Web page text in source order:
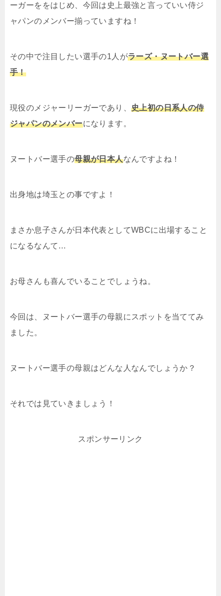
ーガーををはじめ、今回は史上最強と言っていい侍ジ
ャパンのメンバー揃っていますね！
その中で注目したい選手の1人がラーズ・ヌートバー選
手！
現役のメジャーリーガーであり、 史上初の日系人の侍
ジャパンのメンバーになります。
ヌートバー選手の母親が日本人なんですよね！
出身地は埼玉との事ですよ！
まさか息子さんが日本代表としてWBCに出場すること
になるなんて…
お母さんも喜んでいることでしょうね。
今回は、ヌートバー選手の母親にスポットを当ててみ
ました。
ヌートバー選手の母親はどんな人なんでしょうか？
それでは見ていきましょう！
スポンサーリンク